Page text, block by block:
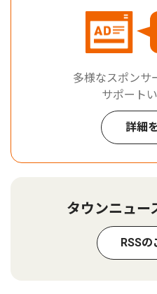
多様なスポンサ
サポート
詳細
タウンニュー
RSSの